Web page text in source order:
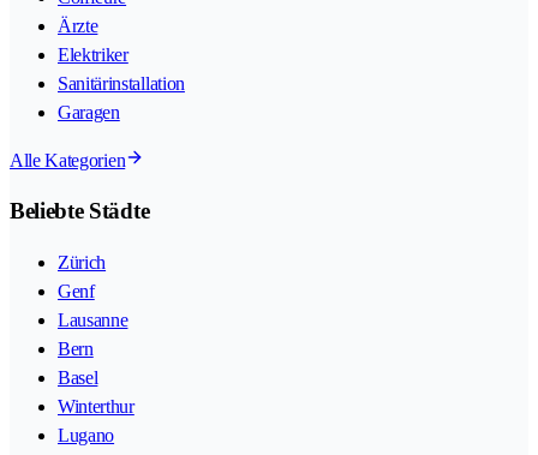
Ärzte
Elektriker
Sanitärinstallation
Garagen
Alle Kategorien
Beliebte Städte
Zürich
Genf
Lausanne
Bern
Basel
Winterthur
Lugano